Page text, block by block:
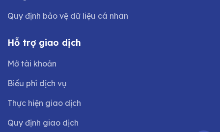
Quy định bảo vệ dữ liệu cá nhân
Hỗ trợ giao dịch
Mở tài khoản
Biểu phí dịch vụ
Thực hiện giao dịch
Quy định giao dịch